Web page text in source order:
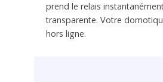
prend le relais
transparente. Votre
hors ligne.